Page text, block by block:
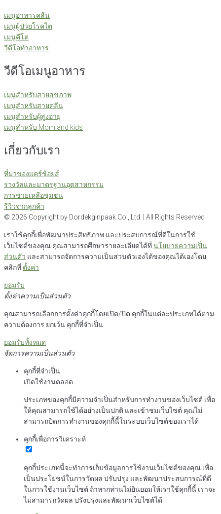
เมนูอาหารคลีน
เมนูผู้ป่วยโรคไต
เมนูคีโต
วีดีโอทำอาหาร
วีดีโอเมนูอาหาร
เมนูสำหรับสายสุขภาพ
เมนูสำหรับสายคลีน
เมนูสำหรับผู้สูงอายุ
เมนูสำหรับ Mom and kids
เกี่ยวกับเรา
ที่มาของแคร์ช้อยส์
รางวัลและมาตรฐานอุตสาหกรรม
การช่วยเหลือชุมชน
รีวิวจากลูกค้า
© 2026 Copyright by Dordekginpaak Co., Ltd. | All Rights Reserved
เราใช้คุกกี้เพื่อพัฒนาประสิทธิภาพ และประสบการณ์ที่ดีในการใช้
เว็บไซต์ของคุณ คุณสามารถศึกษารายละเอียดได้ที่นโยบายความเป็น
ส่วนตัว และสามารถจัดการความเป็นส่วนตัวเองได้ของคุณได้เองโดย
คลิกที่ ตั้งค่า
ยอมรับ
ตั้งค่าความเป็นส่วนตัว
คุณสามารถเลือกการตั้งค่าคุกกี้โดยเปิด/ปิด คุกกี้ในแต่ละประเภทได้ตาม
ความต้องการ ยกเว้น คุกกี้ที่จำเป็น
ยอมรับทั้งหมด
จัดการความเป็นส่วนตัว
คุกกี้ที่จำเป็น
เปิดใช้งานตลอด
ประเภทของคุกกี้มีความจำเป็นสำหรับการทำงานของเว็บไซต์ เพื่อ
ให้คุณสามารถใช้ได้อย่างเป็นปกติ และเข้าชมเว็บไซต์ คุณไม่
สามารถปิดการทำงานของคุกกี้นี้ในระบบเว็บไซต์ของเราได้
คุกกี้เพื่อการวิเคราะห์
คุกกี้ประเภทนี้จะทำการเก็บข้อมูลการใช้งานเว็บไซต์ของคุณ เพื่อ
เป็นประโยชน์ในการวัดผล ปรับปรุง และพัฒนาประสบการณ์ที่ดี
ในการใช้งานเว็บไซต์ ถ้าหากท่านไม่ยินยอมให้เราใช้คุกกี้นี้ เราจะ
ไม่สามารถวัดผล ปรังปรุงและพัฒนาเว็บไซต์ได้